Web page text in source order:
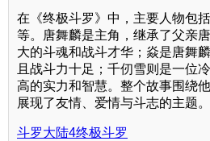
在《终极斗罗》中，主要人物包
等。唐舞麟是主角，继承了父亲
大的斗魂和战斗才华；焱是唐舞
且战斗力十足；千仞雪则是一位
高的实力和智慧。整个故事围绕
展现了友情、爱情与斗志的主题
斗罗大陆4终极斗罗